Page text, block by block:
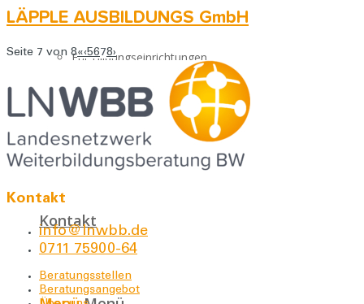
Für Bildungseinrichtungen
Downloads
Kontakt
LÄPPLE AUSBILDUNGS GmbH
Seite 7 von 8«‹56 78›
Kontakt
info@lnwbb.de
0711 75900-64
Beratungsstellen
Beratungsangebot